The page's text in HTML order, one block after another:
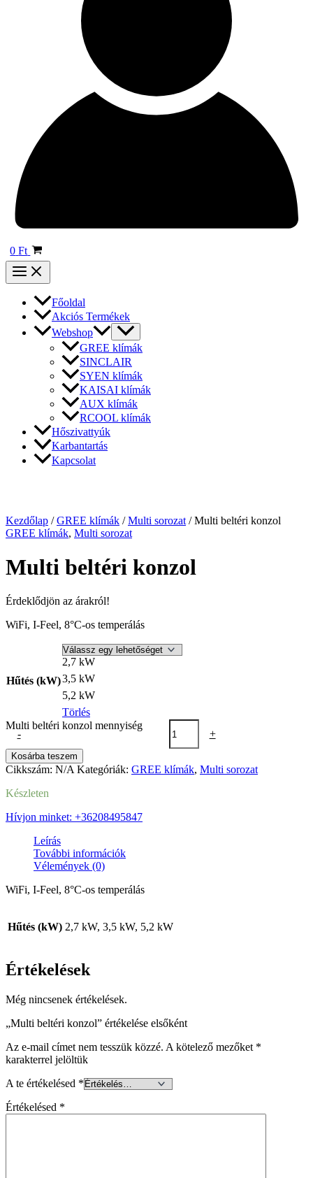
0 Ft
Főoldal
Akciós Termékek
Webshop
GREE klímák
SINCLAIR
SYEN klímák
KAISAI klímák
AUX klímák
RCOOL klímák
Hőszivattyúk
Karbantartás
Kapcsolat
Kezdőlap /GREE klímák /Multi sorozat / Multi beltéri konzol
GREE klímák, Multi sorozat
Multi beltéri konzol
Érdeklődjön az árakról!
WiFi, I-Feel, 8°C-os temperálás
Hűtés (kW)
2,7 kW
3,5 kW
5,2 kW
Törlés
-
Multi beltéri konzol mennyiség
+
Kosárba teszem
Cikkszám: N/A Kategóriák: GREE klímák, Multi sorozat
Készleten
Hívjon minket: +36208495847
Leírás
További információk
Vélemények (0)
WiFi, I-Feel, 8°C-os temperálás
Hűtés (kW) 2,7 kW, 3,5 kW, 5,2 kW
Értékelések
Még nincsenek értékelések.
„Multi beltéri konzol” értékelése elsőként
Az e-mail címet nem tesszük közzé. A kötelező mezőket *
karakterrel jelöltük
A te értékelésed *
Értékelésed *